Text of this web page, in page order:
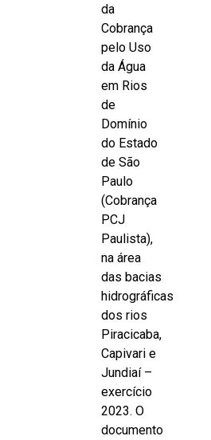
da
Cobrança
pelo Uso
da Água
em Rios
de
Domínio
do Estado
de São
Paulo
(Cobrança
PCJ
Paulista),
na área
das bacias
hidrográficas
dos rios
Piracicaba,
Capivari e
Jundiaí –
exercício
2023. O
documento